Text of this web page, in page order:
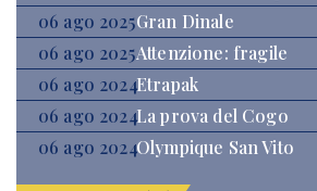
06 ago 2025Gran Dinale
06 ago 2025Attenzione: fragile
06 ago 2024Etrapak
06 ago 2024La prova del Cogo
06 ago 2024Olympique San Vito